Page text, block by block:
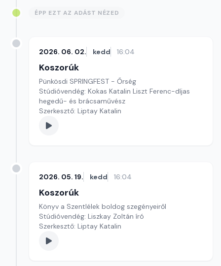
ÉPP EZT AZ ADÁST NÉZED
2026. 06. 02. kedd 16:04
Koszorúk
Pünkösdi SPRINGFEST - Őrség
Stúdióvendég: Kokas Katalin Liszt Ferenc-díjas
hegedű- és brácsaművész
Szerkesztő: Liptay Katalin
2026. 05. 19. kedd 16:04
Koszorúk
Könyv a Szentlélek boldog szegényeiről
Stúdióvendég: Liszkay Zoltán író
Szerkesztő: Liptay Katalin